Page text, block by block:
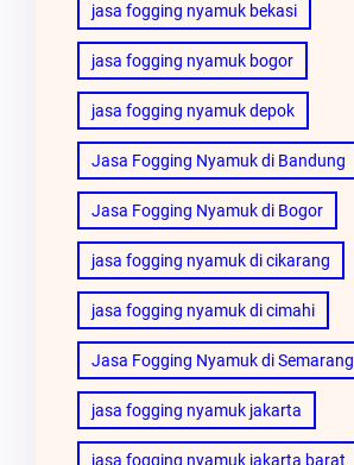
jasa fogging nyamuk bekasi
jasa fogging nyamuk bogor
jasa fogging nyamuk depok
Jasa Fogging Nyamuk di Bandung
Jasa Fogging Nyamuk di Bogor
jasa fogging nyamuk di cikarang
jasa fogging nyamuk di cimahi
Jasa Fogging Nyamuk di Semarang
jasa fogging nyamuk jakarta
jasa fogging nyamuk jakarta barat